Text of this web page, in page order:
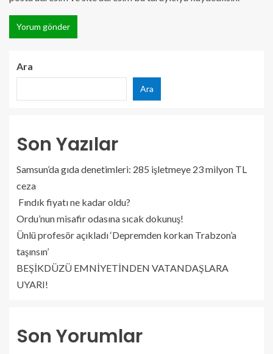
Ara
Ara
Son Yazılar
Samsun’da gıda denetimleri: 285 işletmeye 23 milyon TL
ceza
Fındık fiyatı ne kadar oldu?
Ordu’nun misafir odasına sıcak dokunuş!
Ünlü profesör açıkladı ‘Depremden korkan Trabzon’a
taşınsın’
BEŞİKDÜZÜ EMNİYETİNDEN VATANDAŞLARA
UYARI!
Son Yorumlar